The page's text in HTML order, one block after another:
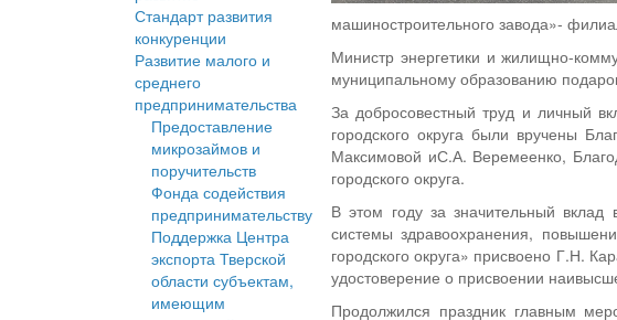
Стандарт развития
конкуренции
Развитие малого и
среднего
предпринимательства
Предоставление
микрозаймов и
поручительств
Фонда содействия
предпринимательству
Поддержка Центра
экспорта Тверской
области субъектам,
имеющим
машиностроительного завода»-
Министр энергетики и жилищно-
муниципальному образованию
За добросовестный труд и личный
городского округа были вручены
Максимовой иС.А. Веремеенко,
городского округа.
В этом году за значительный вклад
системы здравоохранения,
городского округа» присвоено Г.Н.
удостоверение о присвоении
Продолжился праздник главным